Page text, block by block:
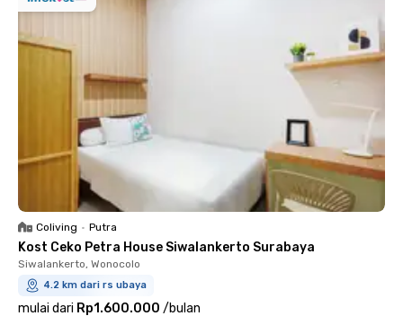
Coliving • Putra
Kost Ceko Petra House Siwalankerto Surabaya
Siwalankerto, Wonocolo
4.2 km dari rs ubaya
mulai dari Rp1.600.000 /bulan